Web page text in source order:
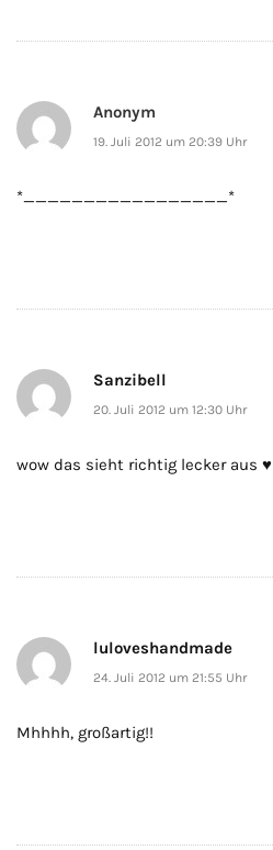
Anonym
19. Juli 2012 um 20:39 Uhr
*_________________*
Sanzibell
20. Juli 2012 um 12:30 Uhr
wow das sieht richtig lecker aus ♥
luloveshandmade
24. Juli 2012 um 21:55 Uhr
Mhhhh, großartig!!